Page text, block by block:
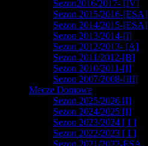
Sezon2016/2017- [IV]
Sezon 2015/2016-[ESA]
Sezon 2014/2015-[ESA]
Sezon 2013/2014-[I]
Sezon 2012/2013- [A]
Sezon 2011/2012-[B]
Sezon 2010/2011-[I]
Sezon 2007/2008-[III]
Mecze Domowe
Sezon 2025/2026 [I]
Sezon 2024/2025 [I]
Sezon 2023/2024 [ I ]
Sezon 2022/2023 [ I ]
Sezon 2021/2022-ESA